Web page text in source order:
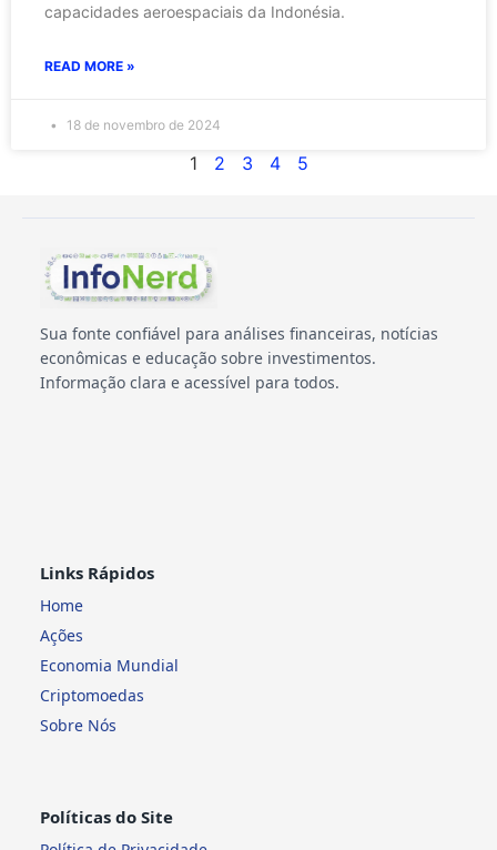
capacidades aeroespaciais da Indonésia.
READ MORE »
18 de novembro de 2024
1 2 3 4 5
Sua fonte confiável para análises financeiras, notícias
econômicas e educação sobre investimentos.
Informação clara e acessível para todos.
Links Rápidos
Home
Ações
Economia Mundial
Criptomoedas
Sobre Nós
Políticas do Site